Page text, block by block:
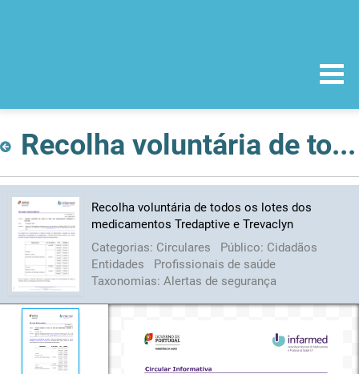
Recolha voluntária de todos os lotes dos medicamentos Tredaptive e Trevaclyn
Recolha voluntária de todos os lotes dos
medicamentos Tredaptive e Trevaclyn
Categorias: Circulares Público: Cidadãos
Entidades
Profissionais de saúde
Taxonomias: Alertas de segurança